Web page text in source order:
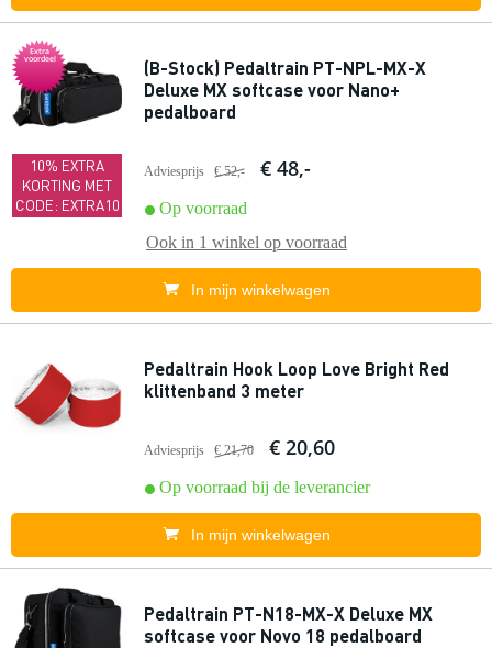
Extra
voordeel
10% EXTRA
KORTING MET
CODE: EXTRA10
(B-Stock) Pedaltrain PT-NPL-MX-X
Deluxe MX softcase voor Nano+
pedalboard
Adviesprijs € 52,- € 48,-
Op voorraad
Ook in 1 winkel op voorraad
In mijn winkelwagen
Pedaltrain Hook Loop Love Bright Red
klittenband 3 meter
Adviesprijs € 21,70 € 20,60
Op voorraad bij de leverancier
In mijn winkelwagen
Pedaltrain PT-N18-MX-X Deluxe MX
softcase voor Novo 18 pedalboard